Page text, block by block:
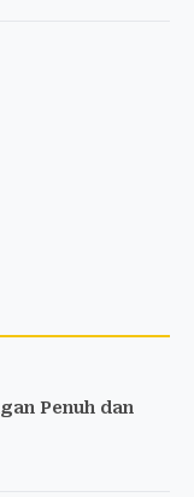
Penuh dan